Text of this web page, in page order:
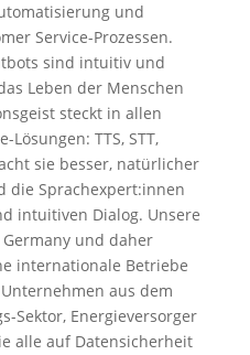
und
Service-Prozessen.
sind intuitiv und
Leben der Menschen
steckt in allen
TTS, STT,
sie besser, natürlicher
die Sprachexpert:innen
intuitiven Dialog. Unsere
und daher
internationale Betriebe
aus dem
Sektor, Energieversorger
alle auf Datensicherheit